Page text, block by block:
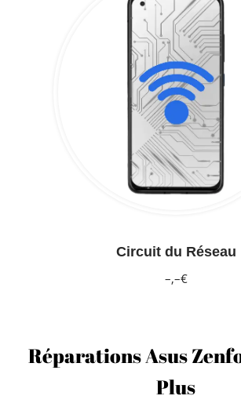
Circuit du Réseau
–,–€
Réparations Asus
Plus